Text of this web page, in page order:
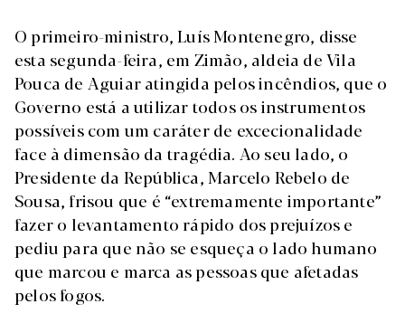
O primeiro-ministro, Luís Montenegro, disse
esta segunda-feira, em Zimão, aldeia de Vila
Pouca de Aguiar atingida pelos incêndios, que o
Governo está a utilizar todos os instrumentos
possíveis com um caráter de excecionalidade
face à dimensão da tragédia. Ao seu lado, o
Presidente da República, Marcelo Rebelo de
Sousa, frisou que é “extremamente importante”
fazer o levantamento rápido dos prejuízos e
pediu para que não se esqueça o lado humano
que marcou e marca as pessoas que afetadas
pelos fogos.